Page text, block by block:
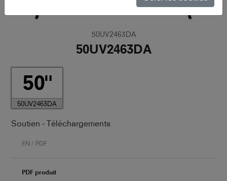
50UV2463DA
50UV2463DA
50
50UV2463DA
Soutien - Téléchargements
EN / PDF
PDF produit